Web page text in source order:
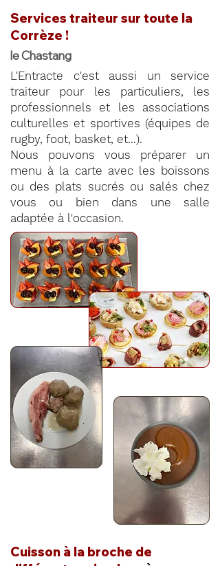
Services traiteur sur toute la
Corrèze !
le Chastang
L'Entracte c'est aussi un service
traiteur pour les particuliers, les
professionnels et les associations
culturelles et sportives (équipes de
rugby, foot, basket, et...).
Nous pouvons vous préparer un
menu à la carte avec les boissons
ou des plats sucrés ou salés chez
vous ou bien dans une salle
adaptée à l'occasion.
Cuisson à la broche de